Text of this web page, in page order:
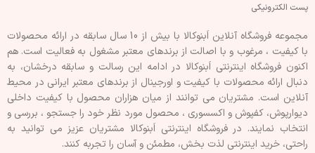
پست الکترونیکی
مجموعه فروشگاه آنلاین اَبنوکالا با بیش از 10 سال سابقه در ارائه محصولات
با کيفيت ، مرغوب و با اصالت از برندهای معتبر مشغول به فعاليت است. هم
اکنون فروشگاه اینترنتی اَبنوکالا در ادامه اين رسالت و سابقه درخشان، به
دنبال ارائه محصولات با کيفيت و اورجينال از برندهای معتبر ايرانی در محيط
آنلاين است. مشتريان می توانند از ميان هزاران محصول با کيفيت داخلی
دیوارپوش، کفپوش و اکسسوری ، محصول مورد نظر خود را جستجو ، بررسی و
انتخاب نمايند. در فروشگاه اینترنتی اَبنوکالا مشتريان عزیز می توانيد به
راحتی، خرید اینترنتی لذت بخش، مطمئن و آسان را تجربه کنند.